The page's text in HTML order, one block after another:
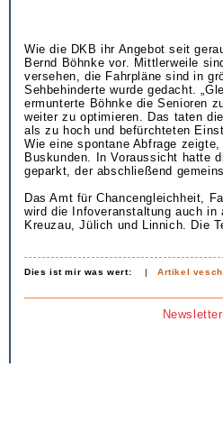
Wie die DKB ihr Angebot seit
Bernd Böhnke vor. Mittlerweile
versehen, die Fahrpläne sind in
Sehbehinderte wurde gedacht.
ermunterte Böhnke die Senioren
weiter zu optimieren. Das taten
als zu hoch und befürchteten
Wie eine spontane Abfrage
Buskunden. In Voraussicht hatte
geparkt, der abschließend
Das Amt für Chancengleichheit,
wird die Infoveranstaltung auch in
Kreuzau, Jülich und Linnich. Die
Dies ist mir was wert: |Artikel
Newsletter